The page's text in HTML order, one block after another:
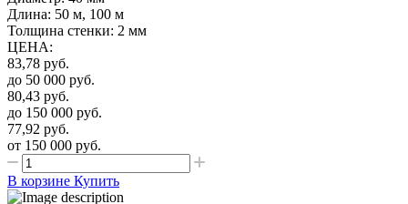
Длина: 50 м, 100 м
Толщина стенки: 2 мм
ЦЕНА:
83,78 руб.
до 50 000 руб.
80,43 руб.
до 150 000 руб.
77,92 руб.
от 150 000 руб.
В корзине Купить